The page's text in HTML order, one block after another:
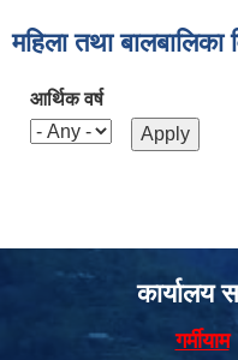
महिला तथा बालबालिका
आर्थिक वर्ष
कार्यालय
गर्मीयाम